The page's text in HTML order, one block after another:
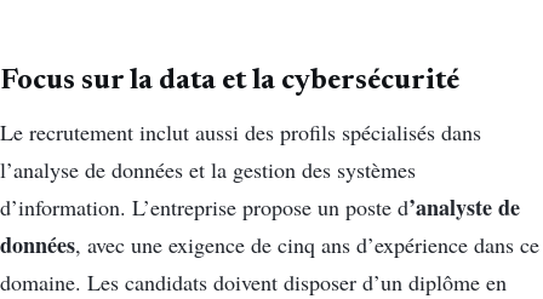
Focus sur la data et la cybersécurité
Le recrutement inclut aussi des profils spécialisés dans
l’analyse de données et la gestion des systèmes
d’information. L’entreprise propose un poste d’analyste de
données, avec une exigence de cinq ans d’expérience dans ce
domaine. Les candidats doivent disposer d’un diplôme en